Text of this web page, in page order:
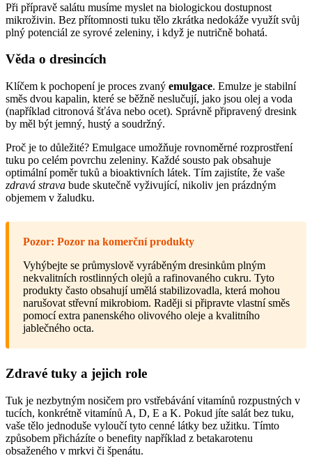
Při přípravě salátu musíme myslet na biologickou dostupnost
mikroživin. Bez přítomnosti tuku tělo zkrátka nedokáže využít svůj
plný potenciál ze syrové zeleniny, i když je nutričně bohatá.
Věda o dresincích
Klíčem k pochopení je proces zvaný emulgace. Emulze je stabilní
směs dvou kapalin, které se běžně neslučují, jako jsou olej a voda
(například citronová šťáva nebo ocet). Správně připravený dresink
by měl být jemný, hustý a soudržný.
Proč je to důležité? Emulgace umožňuje rovnoměrné rozprostření
tuku po celém povrchu zeleniny. Každé sousto pak obsahuje
optimální poměr tuků a bioaktivních látek. Tím zajistíte, že vaše
zdravá strava bude skutečně vyživující, nikoliv jen prázdným
objemem v žaludku.
Pozor: Pozor na komerční produkty
Vyhýbejte se průmyslově vyráběným dresinkům plným
nekvalitních rostlinných olejů a rafinovaného cukru. Tyto
produkty často obsahují umělá stabilizovadla, která mohou
narušovat střevní mikrobiom. Raději si připravte vlastní směs
pomocí extra panenského olivového oleje a kvalitního
jablečného octa.
Zdravé tuky a jejich role
Tuk je nezbytným nosičem pro vstřebávání vitamínů rozpustných v
tucích, konkrétně vitamínů A, D, E a K. Pokud jíte salát bez tuku,
vaše tělo jednoduše vyloučí tyto cenné látky bez užitku. Tímto
způsobem přicházíte o benefity například z betakarotenu
obsaženého v mrkvi či špenátu.